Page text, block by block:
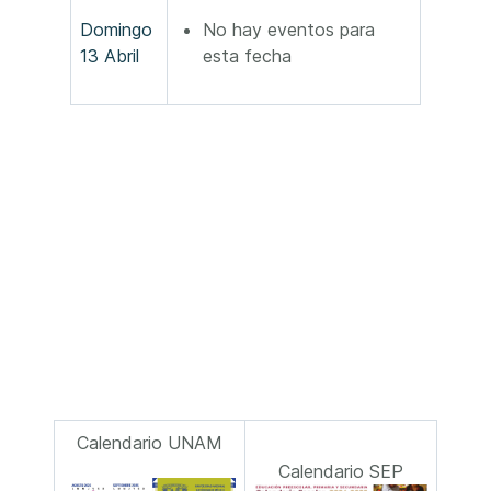
Domingo
13 Abril
No hay eventos para
esta fecha
Calendario UNAM
Calendario SEP